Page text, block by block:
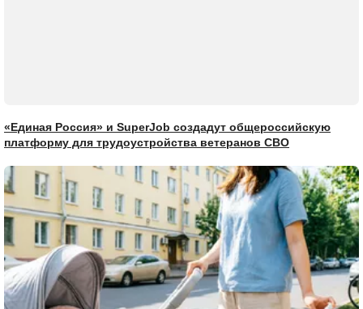
«Единая Россия» и SuperJob создадут общероссийскую
платформу для трудоустройства ветеранов СВО